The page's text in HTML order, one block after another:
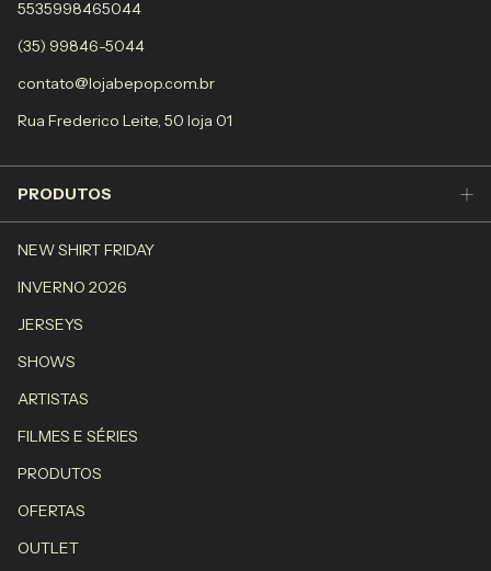
5535998465044
(35) 99846-5044
contato@lojabepop.com.br
Rua Frederico Leite, 50 loja 01
PRODUTOS
NEW SHIRT FRIDAY
INVERNO 2026
JERSEYS
SHOWS
ARTISTAS
FILMES E SÉRIES
PRODUTOS
OFERTAS
OUTLET